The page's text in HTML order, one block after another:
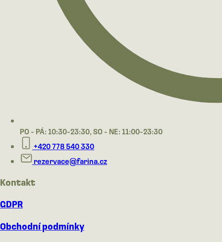
PO - PÁ: 10:30-23:30, SO - NE: 11:00-23:30
+420 778 540 330
rezervace@farina.cz
Kontakt
GDPR
Obchodní podmínky